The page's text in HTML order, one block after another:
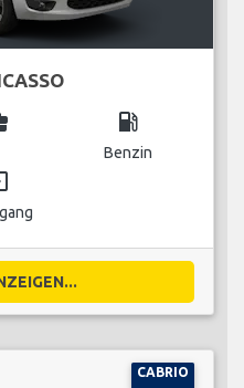
local_gas_station
Benzin
CABRIO